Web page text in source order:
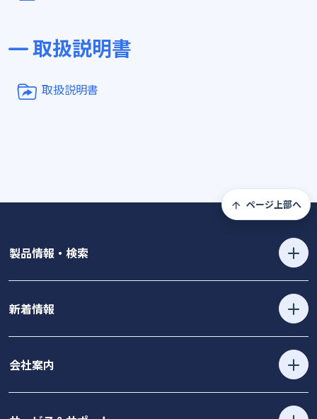
取扱説明書
取扱説明書
ページ上部へ
製品情報・検索
新着情報
会社案内